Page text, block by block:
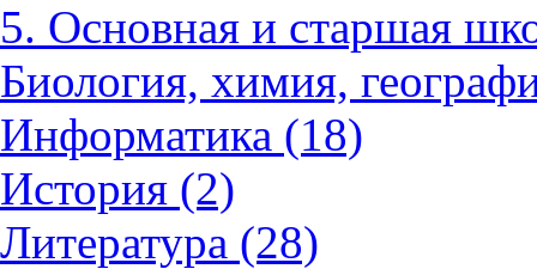
5. Основная и старшая
Биология, химия,
Информатика (18)
История (2)
Литература (28)